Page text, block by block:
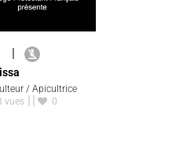
/ Apicultrice
vues
0